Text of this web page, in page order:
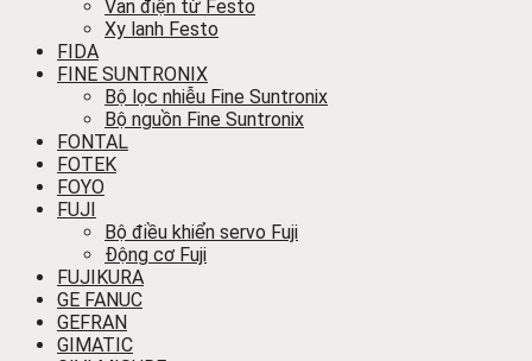
Van điện từ Festo
Xy lanh Festo
FIDA
FINE SUNTRONIX
Bộ lọc nhiễu Fine Suntronix
Bộ nguồn Fine Suntronix
FONTAL
FOTEK
FOYO
FUJI
Bộ điều khiển servo Fuji
Động cơ Fuji
FUJIKURA
GE FANUC
GEFRAN
GIMATIC